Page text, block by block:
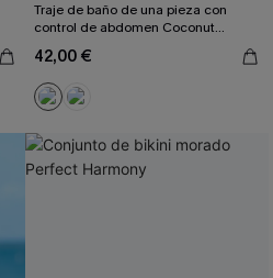
Traje de baño de una pieza con
control de abdomen Coconut
42,00 €